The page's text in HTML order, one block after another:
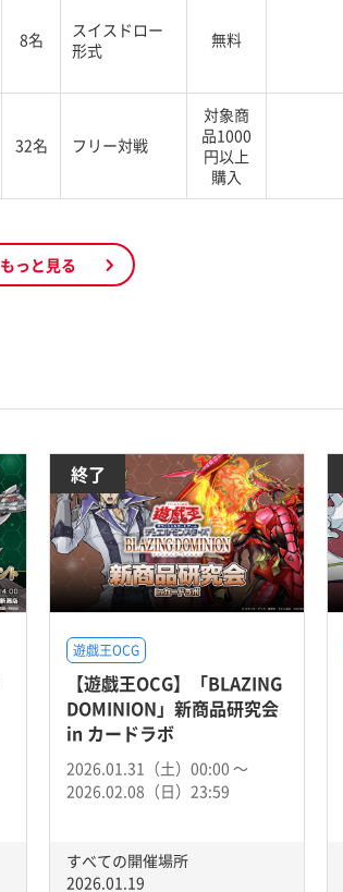
8名
スイスドロー
形式
無料
32名 フリー対戦
対象商
品1000
円以上
購入
もっと見る
終了
遊戯王OCG
【遊戯王OCG】「BLAZING
DOMINION」新商品研究会
in カードラボ
2026.01.31（土）00:00 〜
2026.02.08（日）23:59
すべての開催場所
2026.01.19